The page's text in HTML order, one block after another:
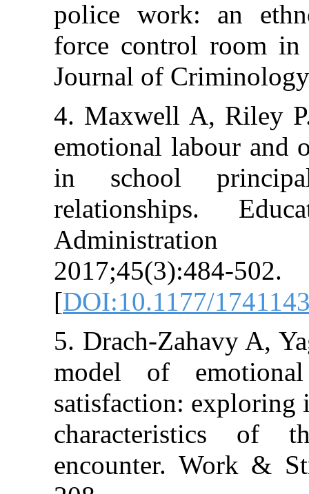
police work:
force control
Journal of
4. Maxwell A,
emotional
in school
[DOI:10.1177/
5. Drach-
model of
satisfaction:
encounter.